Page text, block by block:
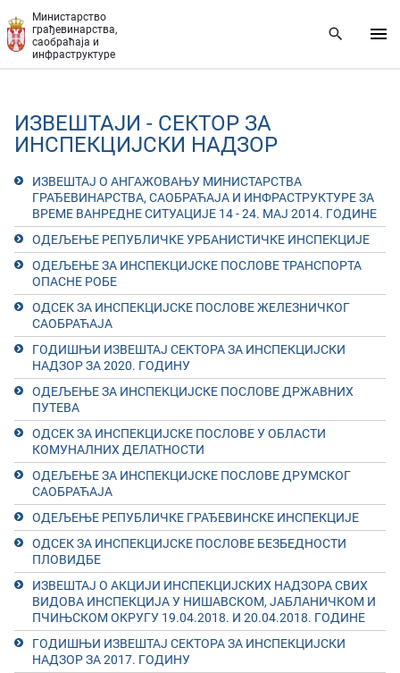
Министарство
грађевинарства,
саобраћаја и
инфраструктуре
ИЗВЕШТАЈИ - СЕКТОР ЗА
ИНСПЕКЦИЈСКИ НАДЗОР
ИЗВЕШТАЈ О АНГАЖОВАЊУ МИНИСТАРСТВА
ГРАЂЕВИНАРСТВА, САОБРАЋАЈА И ИНФРАСТРУКТУРЕ ЗА
ВРЕМЕ ВАНРЕДНЕ СИТУАЦИЈЕ 14 - 24. МАЈ 2014. ГОДИНЕ
ОДЕЉЕЊЕ РЕПУБЛИЧКЕ УРБАНИСТИЧКЕ ИНСПЕКЦИЈЕ
ОДЕЉЕЊЕ ЗА ИНСПЕКЦИЈСКЕ ПОСЛОВЕ ТРАНСПОРТА
ОПАСНЕ РОБЕ
ОДСЕК ЗА ИНСПЕКЦИЈСКЕ ПОСЛОВЕ ЖЕЛЕЗНИЧКОГ
САОБРАЋАЈА
ГОДИШЊИ ИЗВЕШТАЈ СЕКТОРА ЗА ИНСПЕКЦИЈСКИ
НАДЗОР ЗА 2020. ГОДИНУ
ОДЕЉЕЊЕ ЗА ИНСПЕКЦИЈСКЕ ПОСЛОВЕ ДРЖАВНИХ
ПУТЕВА
ОДСЕК ЗА ИНСПЕКЦИЈСКЕ ПОСЛОВЕ У ОБЛАСТИ
КОМУНАЛНИХ ДЕЛАТНОСТИ
ОДЕЉЕЊЕ ЗА ИНСПЕКЦИЈСКЕ ПОСЛОВЕ ДРУМСКОГ
САОБРАЋАЈА
ОДЕЉЕЊЕ РЕПУБЛИЧКЕ ГРАЂЕВИНСКЕ ИНСПЕКЦИЈЕ
ОДСЕК ЗА ИНСПЕКЦИЈСКЕ ПОСЛОВЕ БЕЗБЕДНОСТИ
ПЛОВИДБЕ
ИЗВЕШТАЈ О АКЦИЈИ ИНСПЕКЦИЈСКИХ НАДЗОРА СВИХ
ВИДОВА ИНСПЕКЦИЈА У НИШАВСКОМ, ЈАБЛАНИЧКОМ И
ПЧИЊСКОМ ОКРУГУ 19.04.2018. И 20.04.2018. ГОДИНЕ
ГОДИШЊИ ИЗВЕШТАЈ СЕКТОРА ЗА ИНСПЕКЦИЈСКИ
НАДЗОР ЗА 2017. ГОДИНУ